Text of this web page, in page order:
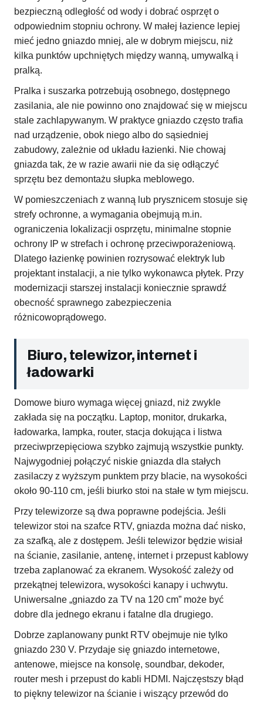
bezpieczną odległość od wody i dobrać osprzęt o
odpowiednim stopniu ochrony. W małej łazience lepiej
mieć jedno gniazdo mniej, ale w dobrym miejscu, niż
kilka punktów upchniętych między wanną, umywalką i
pralką.
Pralka i suszarka potrzebują osobnego, dostępnego
zasilania, ale nie powinno ono znajdować się w miejscu
stale zachlapywanym. W praktyce gniazdo często trafia
nad urządzenie, obok niego albo do sąsiedniej
zabudowy, zależnie od układu łazienki. Nie chowaj
gniazda tak, że w razie awarii nie da się odłączyć
sprzętu bez demontażu słupka meblowego.
W pomieszczeniach z wanną lub prysznicem stosuje się
strefy ochronne, a wymagania obejmują m.in.
ograniczenia lokalizacji osprzętu, minimalne stopnie
ochrony IP w strefach i ochronę przeciwporażeniową.
Dlatego łazienkę powinien rozrysować elektryk lub
projektant instalacji, a nie tylko wykonawca płytek. Przy
modernizacji starszej instalacji koniecznie sprawdź
obecność sprawnego zabezpieczenia
różnicowoprądowego.
Biuro, telewizor, internet i
ładowarki
Domowe biuro wymaga więcej gniazd, niż zwykle
zakłada się na początku. Laptop, monitor, drukarka,
ładowarka, lampka, router, stacja dokująca i listwa
przeciwprzepięciowa szybko zajmują wszystkie punkty.
Najwygodniej połączyć niskie gniazda dla stałych
zasilaczy z wyższym punktem przy blacie, na wysokości
około 90-110 cm, jeśli biurko stoi na stałe w tym miejscu.
Przy telewizorze są dwa poprawne podejścia. Jeśli
telewizor stoi na szafce RTV, gniazda można dać nisko,
za szafką, ale z dostępem. Jeśli telewizor będzie wisiał
na ścianie, zasilanie, antenę, internet i przepust kablowy
trzeba zaplanować za ekranem. Wysokość zależy od
przekątnej telewizora, wysokości kanapy i uchwytu.
Uniwersalne „gniazdo za TV na 120 cm” może być
dobre dla jednego ekranu i fatalne dla drugiego.
Dobrze zaplanowany punkt RTV obejmuje nie tylko
gniazdo 230 V. Przydaje się gniazdo internetowe,
antenowe, miejsce na konsolę, soundbar, dekoder,
router mesh i przepust do kabli HDMI. Najczęstszy błąd
to piękny telewizor na ścianie i wiszący przewód do